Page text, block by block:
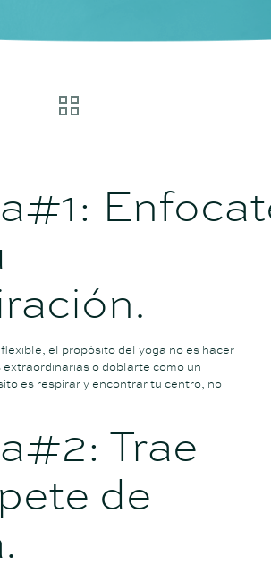
el propósito del yoga no es hacer
extraordinarias o doblarte como un
es respirar y encontrar tu centro, no
Trae
de